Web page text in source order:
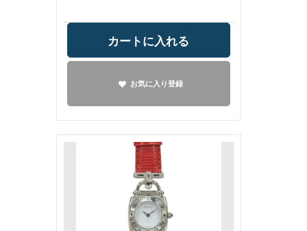
カートに入れる
お気に入り登録